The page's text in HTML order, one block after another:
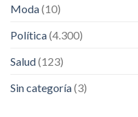
Moda(10)
Política(4.300)
Salud(123)
Sin categoría(3)